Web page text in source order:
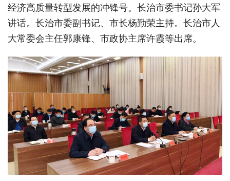
经济高质量转型发展的冲锋号。长治市委书记孙大军
讲话。长治市委副书记、市长杨勤荣主持。长治市人
大常委会主任郭康锋、市政协主席许霞等出席。